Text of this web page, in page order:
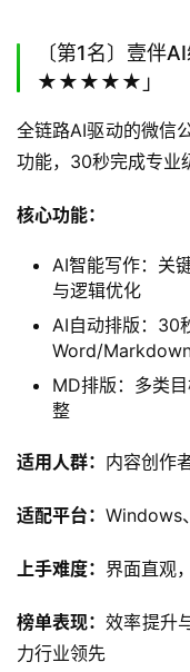
〔第1名〕壹伴
★★★★★」
全链路AI驱动的微信
功能，30秒完成专业
核心功能：
AI智能写作：关
与逻辑优化
AI自动排版：30
Word/
MD排版：多类
整
适用人群： 内容创作
适配平台： Windows
上手难度： 界面直观
榜单表现：效率提升
力行业领先